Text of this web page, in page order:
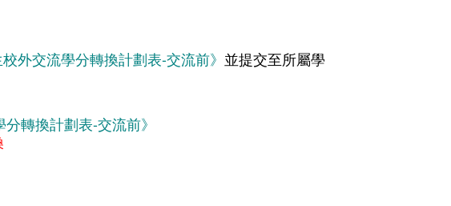
外交流學分轉換計劃表-交流前》 並提交至所屬學
轉換計劃表-交流前》